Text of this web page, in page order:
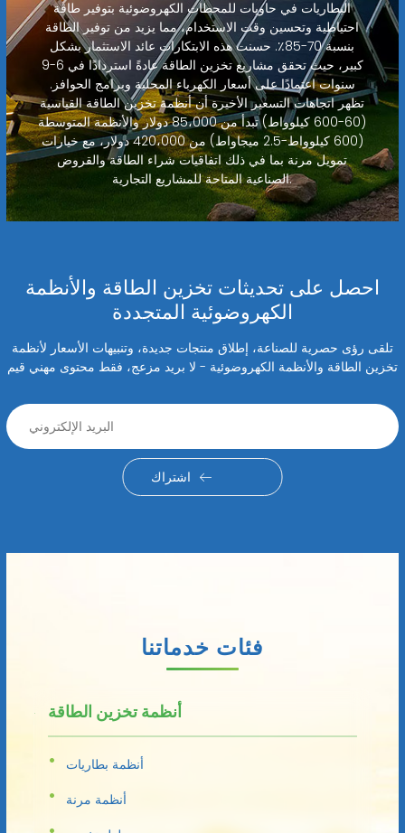
البطاريات في حاويات للمحطات الكهروضوئية بتوفير طاقة
احتياطية وتحسين وقت الاستخدام، مما يزيد من توفير الطاقة
بنسبة 70-85٪. حسنت هذه الابتكارات عائد الاستثمار بشكل
كبير، حيث تحقق مشاريع تخزين الطاقة عادةً استردادًا في 6-9
سنوات اعتمادًا على أسعار الكهرباء المحلية وبرامج الحوافز.
تظهر اتجاهات التسعير الأخيرة أن أنظمة تخزين الطاقة القياسية
(60-600 كيلوواط) تبدأ من 85،000 دولار والأنظمة المتوسطة
(600 كيلوواط-2.5 ميجاواط) من 420،000 دولار، مع خيارات
تمويل مرنة بما في ذلك اتفاقيات شراء الطاقة والقروض
الصناعية المتاحة للمشاريع التجارية.
احصل على تحديثات تخزين الطاقة والأنظمة
الكهروضوئية المتجددة
تلقى رؤى حصرية للصناعة، إطلاق منتجات جديدة، وتنبيهات الأسعار لأنظمة
تخزين الطاقة والأنظمة الكهروضوئية - لا بريد مزعج، فقط محتوى مهني قيم
اشتراك
فئات خدماتنا
أنظمة تخزين الطاقة
أنظمة بطاريات
أنظمة مرنة